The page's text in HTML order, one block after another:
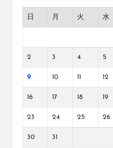
日 月 火 水
2 3 4 5
9 10 12
16 17 18 19
23 24 25 26
30 31